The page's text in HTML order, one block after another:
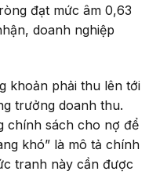
đạt mức âm 0,63
doanh nghiệp
khoản phải thu lên tới
trưởng doanh thu.
chính sách cho nợ để
khó” là mô tả chính
tranh này cần được